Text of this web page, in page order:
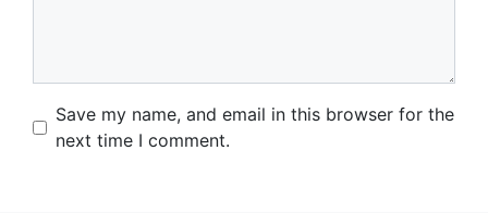
Name
Email
Website
Save my name, and email in this browser for the
next time I comment.